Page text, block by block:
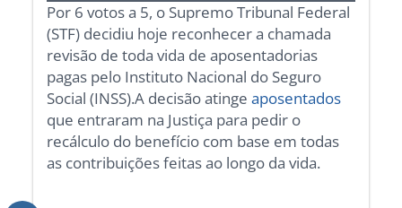
Por 6 votos a 5, o Supremo Tribunal Federal
(STF) decidiu hoje reconhecer a chamada
revisão de toda vida de aposentadorias
pagas pelo Instituto Nacional do Seguro
Social (INSS).A decisão atingeaposentados
que entraram na Justiça para pedir o
recálculo do benefício com base em todas
as contribuições feitas ao longo da vida.